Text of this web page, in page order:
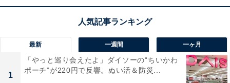
10.1インチの鮮明なWSVGA液晶を搭載し、後部座席で
迫力ある映像を大画面で楽しめます！ 高輝度LEDバック
画質を再現。ミニバンの天井にすっきりと収まるスリム
なデザインも魅力です。長距離のドライブでも、同乗者
を退屈させない快適な空間を作れますね。
最新 一週間 一ヶ月
1
「やっと巡り会えたよ」ダイソーの“ちいかわ
ポーチ”が220円で反響。ぬい活＆防災...